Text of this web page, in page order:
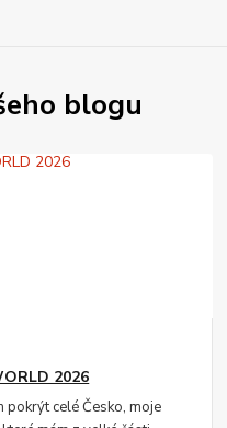
blogu
2026
pokrýt celé Česko, moje